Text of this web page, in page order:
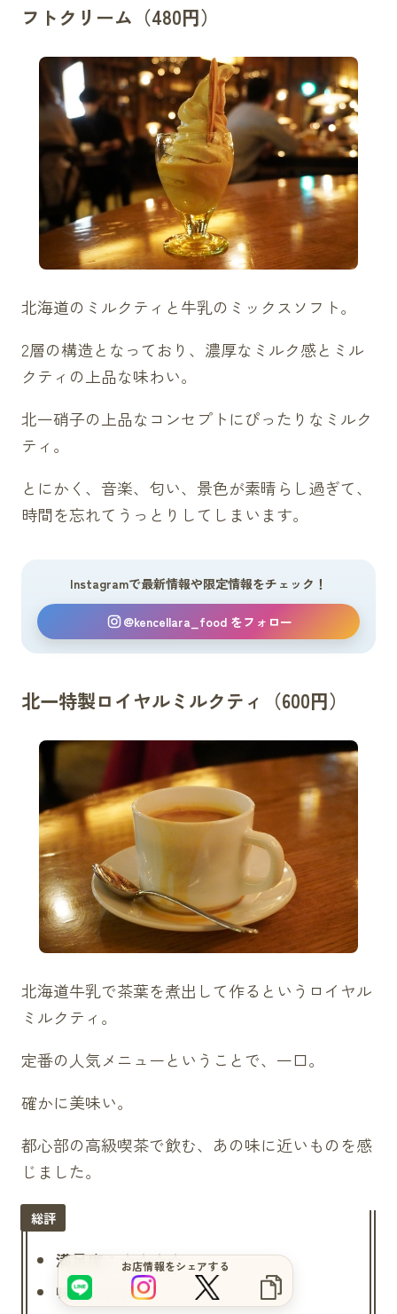
フトクリーム（480円）
北海道のミルクティと牛乳のミックスソフト。
2層の構造となっており、濃厚なミルク感とミル
クティの上品な味わい。
北一硝子の上品なコンセプトにぴったりなミルク
ティ。
とにかく、音楽、匂い、景色が素晴らし過ぎて、
時間を忘れてうっとりしてしまいます。
Instagramで最新情報や限定情報をチェック！
@kencellara_food をフォロー
北一特製ロイヤルミルクティ（600円）
北海道牛乳で茶葉を煮出して作るというロイヤル
ミルクティ。
定番の人気メニューということで、一口。
確かに美味い。
都心部の高級喫茶で飲む、あの味に近いものを感
じました。
満足度：☆☆☆☆
味：☆☆☆
お店情報をシェアする